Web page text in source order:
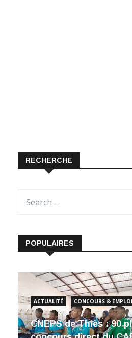
RECHERCHE
POPULAIRES
ACTUALITÉ CONCOURS & EMPLOI
CNEPS de Thiès : 90